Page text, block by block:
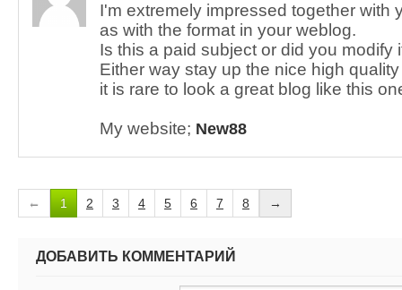
I'm extremely impressed together with
as with the format in your weblog.
Is this a paid subject or did you modify
Either way stay up the nice high
it is rare to look a great blog like this
My website; New88
← 1 2 3 4 5 6 7 8 →
ДОБАВИТЬ КОММЕНТАРИЙ